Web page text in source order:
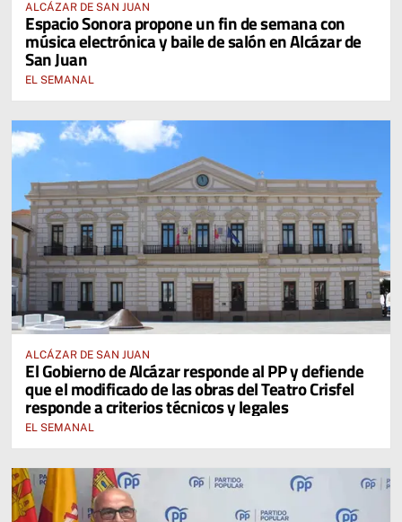
ALCÁZAR DE SAN JUAN
Espacio Sonora propone un fin de semana con
música electrónica y baile de salón en Alcázar de
San Juan
EL SEMANAL
ALCÁZAR DE SAN JUAN
El Gobierno de Alcázar responde al PP y defiende
que el modificado de las obras del Teatro Crisfel
responde a criterios técnicos y legales
EL SEMANAL